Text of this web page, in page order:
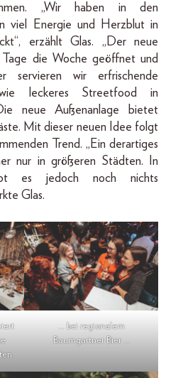
„Wir haben in den
viel Energie und Herzblut in
erzählt Glas. „Der neue
die Woche geöffnet und
servieren wir erfrischende
leckeres Streetfood in
neue Außenanlage bietet
Mit dieser neuen Idee folgt
Trend. „Ein derartiges
nur in größeren Städten. In
es jedoch noch nichts
Glas.
… bei regionalem
Baumgartner Bier …